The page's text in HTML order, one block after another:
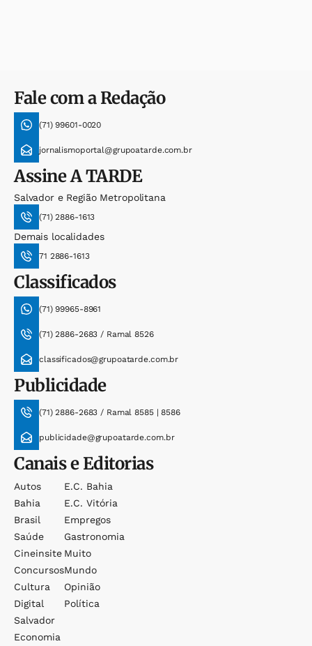
Fale com a Redação
(71) 99601-0020
jornalismoportal@grupoatarde.com.br
AssineA TARDE
Salvador e Região Metropolitana
(71) 2886-1613
Demais localidades
71 2886-1613
Classificados
(71) 99965-8961
(71) 2886-2683 / Ramal 8526
classificados@grupoatarde.com.br
Publicidade
(71) 2886-2683 / Ramal 8585 | 8586
publicidade@grupoatarde.com.br
Canais e Editorias
Autos
Bahia
Brasil
Saúde
Cineinsite
Concursos
Cultura
Digital
Salvador
Economia
E.c. Bahia
E.c. Vitória
Empregos
Gastronomia
Muito
Mundo
Opinião
Política